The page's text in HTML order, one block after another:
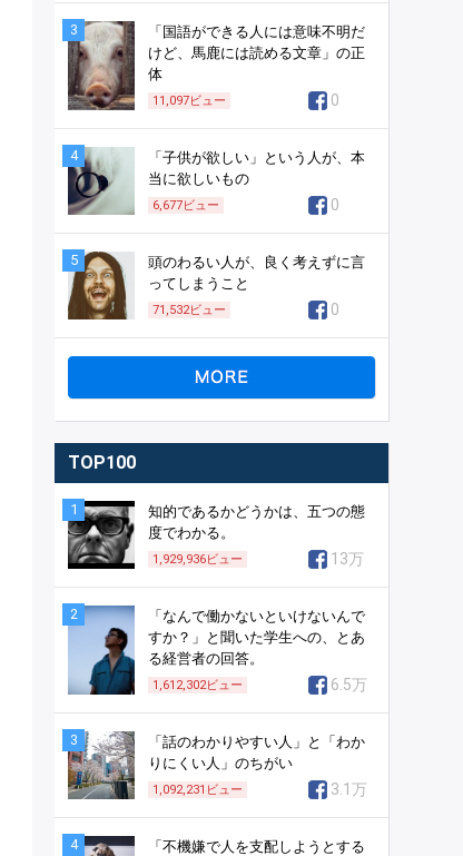
3
「国語ができる人には意味不明だ
けど、馬鹿には読める文章」の正
体
11,097ビュー 0
4
「子供が欲しい」という人が、本
当に欲しいもの
6,677ビュー 0
5
頭のわるい人が、良く考えずに言
ってしまうこと
71,532ビュー 0
TOP100
1
知的であるかどうかは、五つの態
度でわかる。
1,929,936ビュー 13万
2
「なんで働かないといけないんで
すか？」と聞いた学生への、とあ
る経営者の回答。
1,612,302ビュー 6.5万
3
「話のわかりやすい人」と「わか
りにくい人」のちがい
1,092,231 ビュー 3.1万
4
「不機嫌で人を支配しようとする